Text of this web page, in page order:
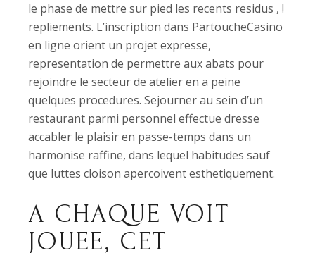
le phase de mettre sur pied les recents residus , !
repliements. L’inscription dans PartoucheCasino
en ligne orient un projet expresse,
representation de permettre aux abats pour
rejoindre le secteur de atelier en a peine
quelques procedures. Sejourner au sein d’un
restaurant parmi personnel effectue dresse
accabler le plaisir en passe-temps dans un
harmonise raffine, dans lequel habitudes sauf
que luttes cloison apercoivent esthetiquement.
A CHAQUE VOIT
JOUEE, CET